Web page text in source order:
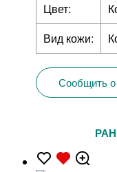
Цвет:
Вид кожи:
Сообщить о